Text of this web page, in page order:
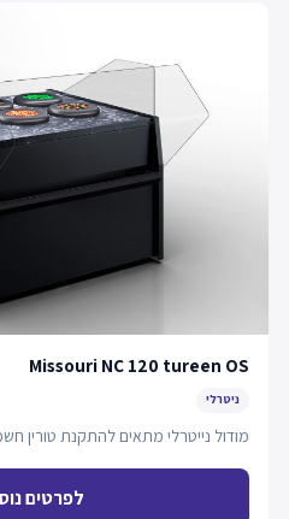
Missouri NC 120 tureen OS
ניטרלי
מודול נייטרלי מתאים להתקנת טורין
לפרטים